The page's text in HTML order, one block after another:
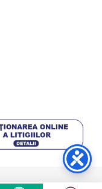
SRL 2025